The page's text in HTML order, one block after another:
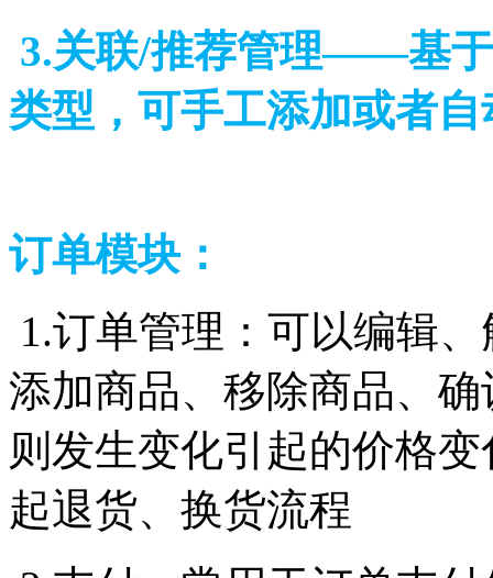
3.关联/推荐管理――基
类型，可手工添加或者
订单模块：
1.订单管理：可以编辑
添加商品、移除商品、
则发生变化引起的价格
起退货、换货流程